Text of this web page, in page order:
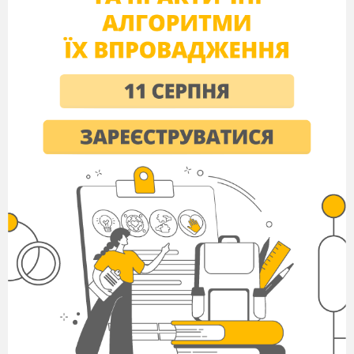
Where are you from?
What is your nationality?
am Ukrainian.
Do you live in the town or in the village?
I live in the village.
Where do you live?
I live in Kizlivka.
Сheck on Homework.
Teacher: Well, children. I want to listen to your
sentences about our Motherland.
ІІ. Основна частина уроку
Pre-reading
Teacher:
Look at the blackboard and sound the
words loudly.